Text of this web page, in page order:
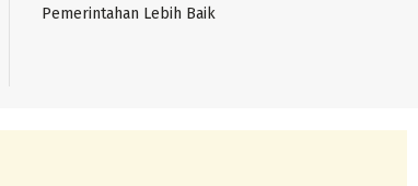
Pemerintahan Lebih Baik